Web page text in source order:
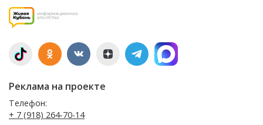
Реклама на проекте
Телефон:
+ 7 (918) 264-70-14